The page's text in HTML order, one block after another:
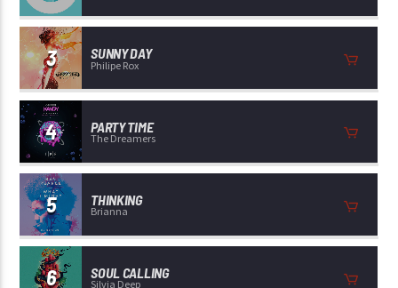
3 SUNNY DAY
Philipe Rox
4 PARTY TIME
The Dreamers
5 THINKING
Brianna
6 SOUL CALLING
Silvia Deep